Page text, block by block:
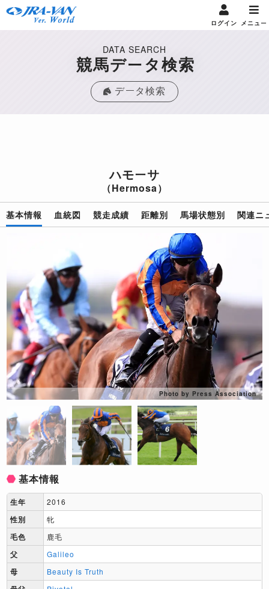
ログイン メニュー
DATA SEARCH
競馬データ検索
データ検索
ハモーサ
（Hermosa）
基本情報 血統図 競走成績 距離別 馬場状態別 関連ニ
Photo by Press Association
基本情報
生年 2016
性別 牝
毛色 鹿毛
父 Galileo
母 Beauty Is Truth